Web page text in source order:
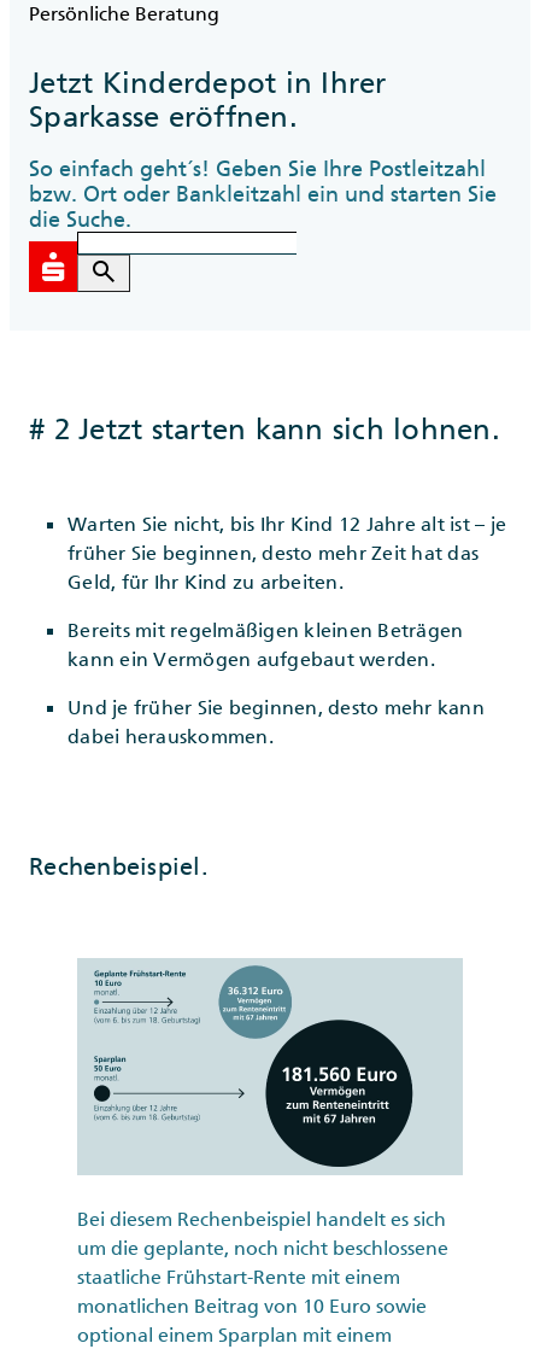
Persönliche Beratung
Jetzt Kinderdepot in Ihrer
Sparkasse eröffnen.
So einfach geht´s! Geben Sie Ihre Postleitzahl
bzw. Ort oder Bankleitzahl ein und starten Sie
die Suche.
search
# 2 Jetzt starten kann sich lohnen.
Warten Sie nicht, bis Ihr Kind 12 Jahre alt ist – je
früher Sie beginnen, desto mehr Zeit hat das
Geld, für Ihr Kind zu arbeiten.
Bereits mit regelmäßigen kleinen Beträgen
kann ein Vermögen aufgebaut werden.
Und je früher Sie beginnen, desto mehr kann
dabei herauskommen.
Rechenbeispiel.
Bei diesem Rechenbeispiel handelt es sich
um die geplante, noch nicht beschlossene
staatliche Frühstart-Rente mit einem
monatlichen Beitrag von 10 Euro sowie
optional einem Sparplan mit einem